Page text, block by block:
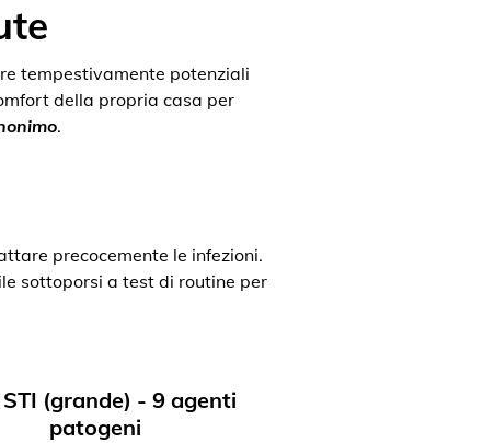
tempestivamente potenziali
della propria casa per
.
precocemente le infezioni.
sottoporsi a test di routine per
STI (grande) - 9 agenti
patogeni